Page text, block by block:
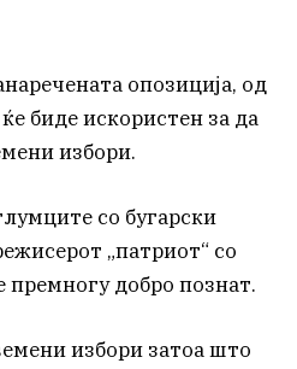
опозиција, од
биде искористен за да
избори.
со бугарски
„патриот“ со
премногу добро познат.
избори затоа што